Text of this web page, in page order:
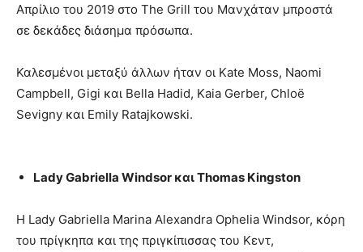
Απρίλιο του 2019 στο The Grill του Μανχάταν μπροστά
σε δεκάδες διάσημα πρόσωπα.
Καλεσμένοι μεταξύ άλλων ήταν οι Kate Moss, Naomi
Campbell, Gigi και Bella Hadid, Kaia Gerber, Chloë
Sevigny και Emily Ratajkowski.
Lady Gabriella Windsor και Thomas Kingston
Η Lady Gabriella Marina Alexandra Ophelia Windsor, κόρη
του πρίγκηπα και της πριγκίπισσας του Κεντ,